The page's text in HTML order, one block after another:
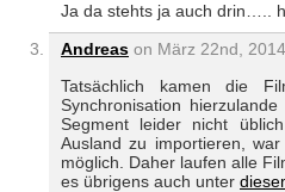
Ja da stehts ja auch drin…..
Andreas on März 22nd,
Tatsächlich kamen die
Synchronisation
Segment leider nicht
Ausland zu importieren,
möglich. Daher laufen alle
es übrigens auch unter